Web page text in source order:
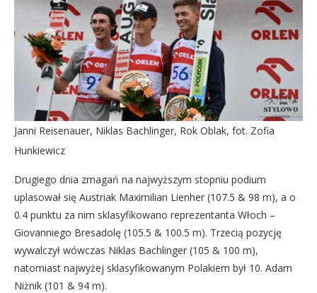
Janni Reisenauer, Niklas Bachlinger, Rok Oblak, fot. Zofia
Hunkiewicz
Drugiego dnia zmagań na najwyższym stopniu podium
uplasował się Austriak Maximilian Lienher (107.5 & 98 m), a o
0.4 punktu za nim sklasyfikowano reprezentanta Włoch –
Giovanniego Bresadolę (105.5 & 100.5 m). Trzecią pozycję
wywalczył wówczas Niklas Bachlinger (105 & 100 m),
natomiast najwyżej sklasyfikowanym Polakiem był 10. Adam
Niżnik (101 & 94 m).